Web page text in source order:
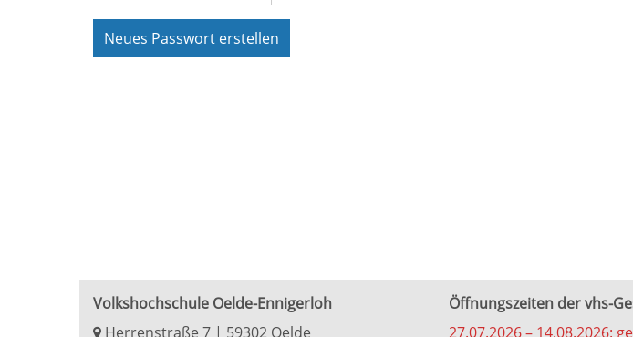
Neues Passwort erstellen
Volkshochschule Oelde-Ennigerloh
Herrenstraße 7 | 59302 Oelde
Öffnungszeiten der vhs-
27.07.2026 – 14.08.2026: